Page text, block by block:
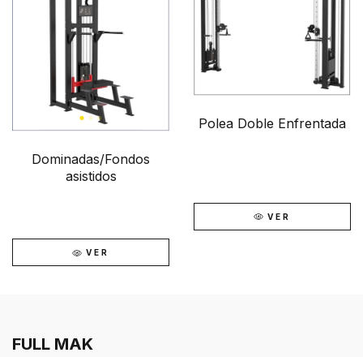
Dominadas/Fondos
asistidos
VER
Polea Doble Enfrentada
VER
FULL MAK